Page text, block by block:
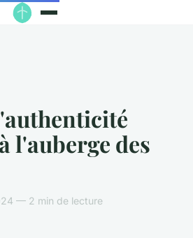
l'auberge des
— 2 min de lecture